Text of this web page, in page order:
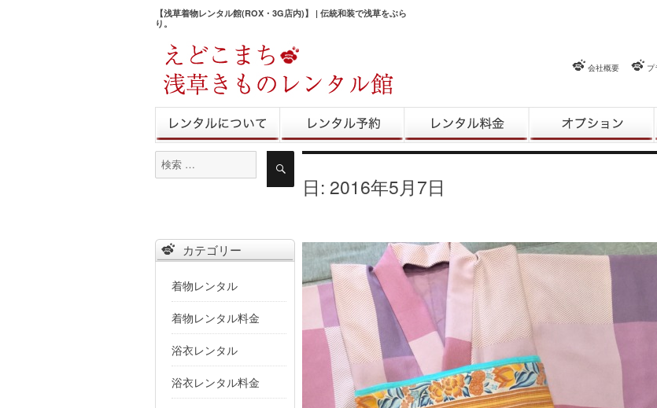
【浅草着物レンタル館(ROX・3G店内)】 | 伝統和装で浅草をぶら
り。
会社概要 プ
きものレンタル レンタル予約 レンタル料金 レンタルオプション
日: 2016年5月7日
新作帯を先日UPさせていただきましたが……… コーディネートを一部UPします♡ 派手な
検
索
カテゴリー
着物レンタル
着物レンタル料金
浴衣レンタル
浴衣レンタル料金